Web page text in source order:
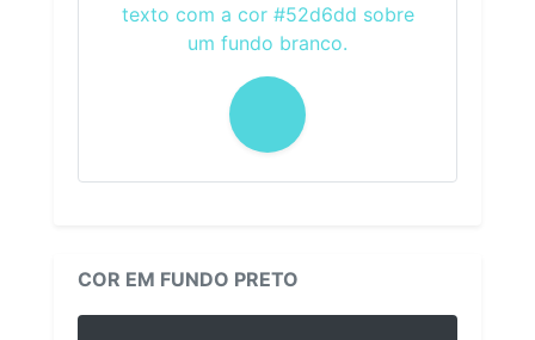
texto com a cor #52d6dd sobre
um fundo branco.
COR EM FUNDO PRETO